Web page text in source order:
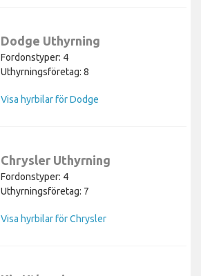
Dodge Uthyrning
Fordonstyper: 4
Uthyrningsföretag: 8
Visa hyrbilar för Dodge
Chrysler Uthyrning
Fordonstyper: 4
Uthyrningsföretag: 7
Visa hyrbilar för Chrysler